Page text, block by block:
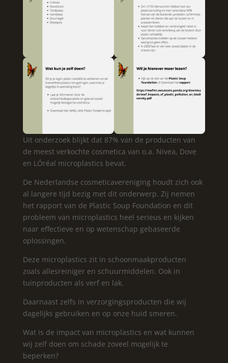
Uit onderzoek blijkt dat 87% van de producten van
de meest verkochte cosmetica van o.a. Nivea, Dove
en LÓréal microplastics bevat.
De Nederlandse cosmeticavereniging houdt zich ook
al langere tijd bezig met dit onderwerp. Zij nemen
het rapport van de Plastic Soup Foundation en dit
probleem van microplastics heel serieus en kijken
naar effectieve en op wetenschap gebaseerde
oplossingen.
Deze microplastics zit in schoonmaakproducten
zoals allesreiniger en schuurmiddelen. Ook in
tuinproducten als verf en lak.
Daarnaast zelfs in verzorgingsproducten die wij
dagelijks gebruiken en op onze huid smeren.
Wat is de impact van microplastics en wat kunnen
wij zelf doen om schade zoveel mogelijk te
beperken?